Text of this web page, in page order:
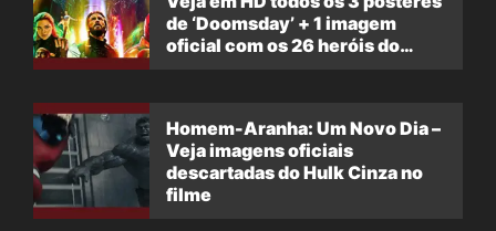
de ‘Doomsday’ + 1 imagem
oficial com os 26 heróis do
Homem-Aranha: Um Novo Dia –
Veja imagens oficiais
descartadas do Hulk Cinza no
filme